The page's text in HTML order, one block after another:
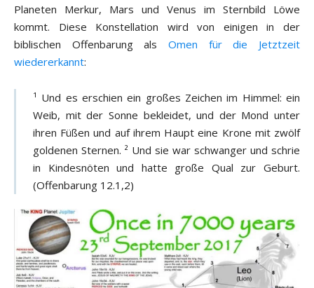
Planeten Merkur, Mars und Venus im Sternbild Löwe
kommt. Diese Konstellation wird von einigen in der
biblischen Offenbarung als Omen für die Jetztzeit
wiedererkannt:
¹ Und es erschien ein großes Zeichen im Himmel: ein
Weib, mit der Sonne bekleidet, und der Mond unter
ihren Füßen und auf ihrem Haupt eine Krone mit zwölf
goldenen Sternen. ² Und sie war schwanger und schrie
in Kindesnöten und hatte große Qual zur Geburt.
(Offenbarung 12.1,2)